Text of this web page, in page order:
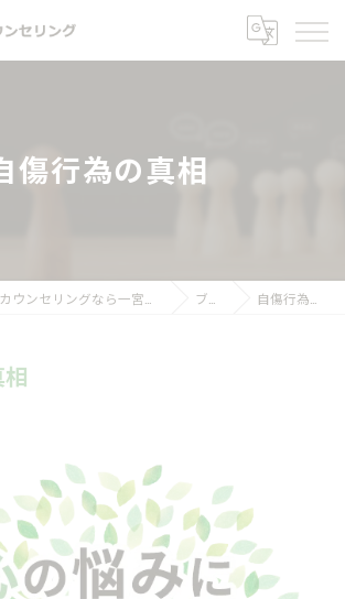
傷行為の真相
ブログ 自傷行為の真相